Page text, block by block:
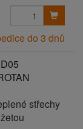
do 3 dnů
střechy